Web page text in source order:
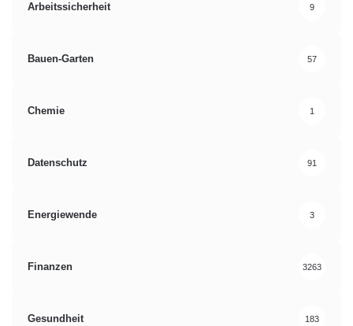
Arbeitssicherheit 9
Bauen-Garten 57
Chemie 1
Datenschutz 91
Energiewende 3
Finanzen 3263
Gesundheit 183